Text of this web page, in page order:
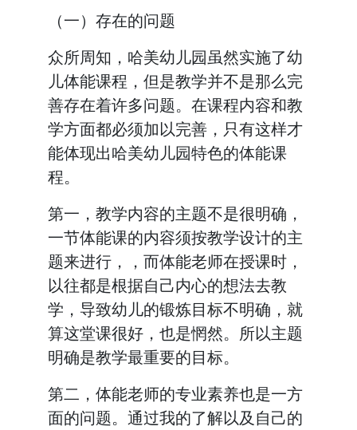
（一）存在的问题
众所周知，哈美幼儿园虽然实施了幼
儿体能课程，但是教学并不是那么完
善存在着许多问题。在课程内容和教
学方面都必须加以完善，只有这样才
能体现出哈美幼儿园特色的体能课
程。
第一，教学内容的主题不是很明确，
一节体能课的内容须按教学设计的主
题来进行，，而体能老师在授课时，
以往都是根据自己内心的想法去教
学，导致幼儿的锻炼目标不明确，就
算这堂课很好，也是惘然。所以主题
明确是教学最重要的目标。
第二，体能老师的专业素养也是一方
面的问题。通过我的了解以及自己的